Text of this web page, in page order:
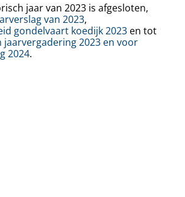
jaar van 2023 is afgesloten,
van 2023,
gondelvaart koedijk 2023en tot
jaarvergadering 2023 en voor
2024.